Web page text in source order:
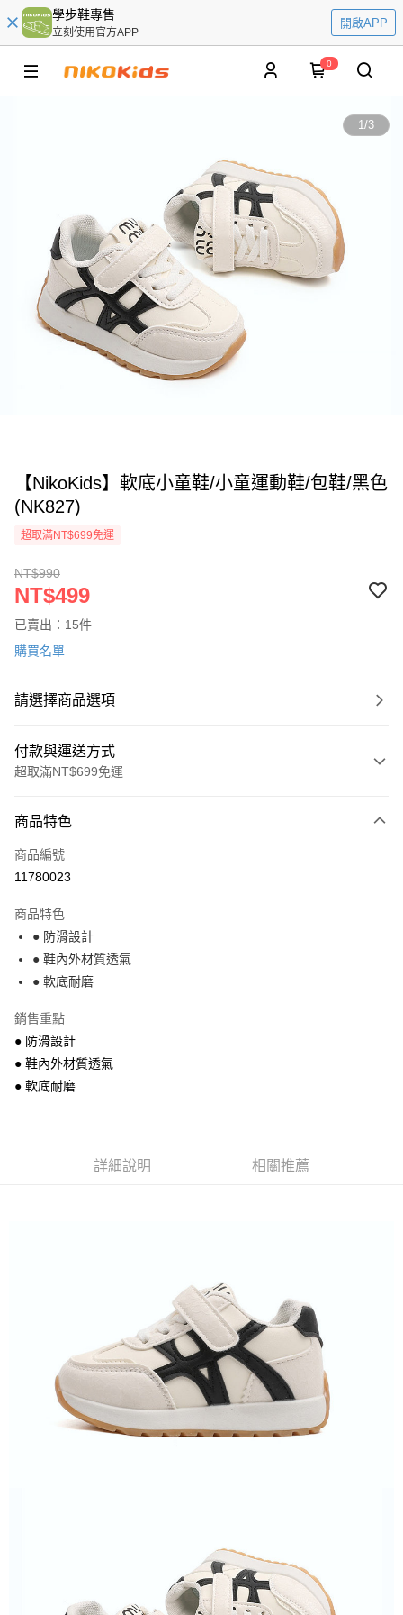
學步鞋專售
立刻使用官方APP
開啟APP
0
1/3
【NikoKids】軟底小童鞋/小童運動鞋/包鞋/黑色
(NK827)
超取滿NT$699免運
NT$990
NT$499
已賣出：15件
購買名單
請選擇商品選項
付款與運送方式
超取滿NT$699免運
信用卡一次付款
超商取貨付款
街口支付
悠遊付
運送方式
全家付款取貨
每筆NT$68，滿NT$699(含以上)免運費
7-11付款取貨
商品特色
商品編號
11780023
商品特色
● 防滑設計
● 鞋內外材質透氣
● 軟底耐磨
銷售重點
● 防滑設計
● 鞋內外材質透氣
● 軟底耐磨
詳細說明 相關推薦